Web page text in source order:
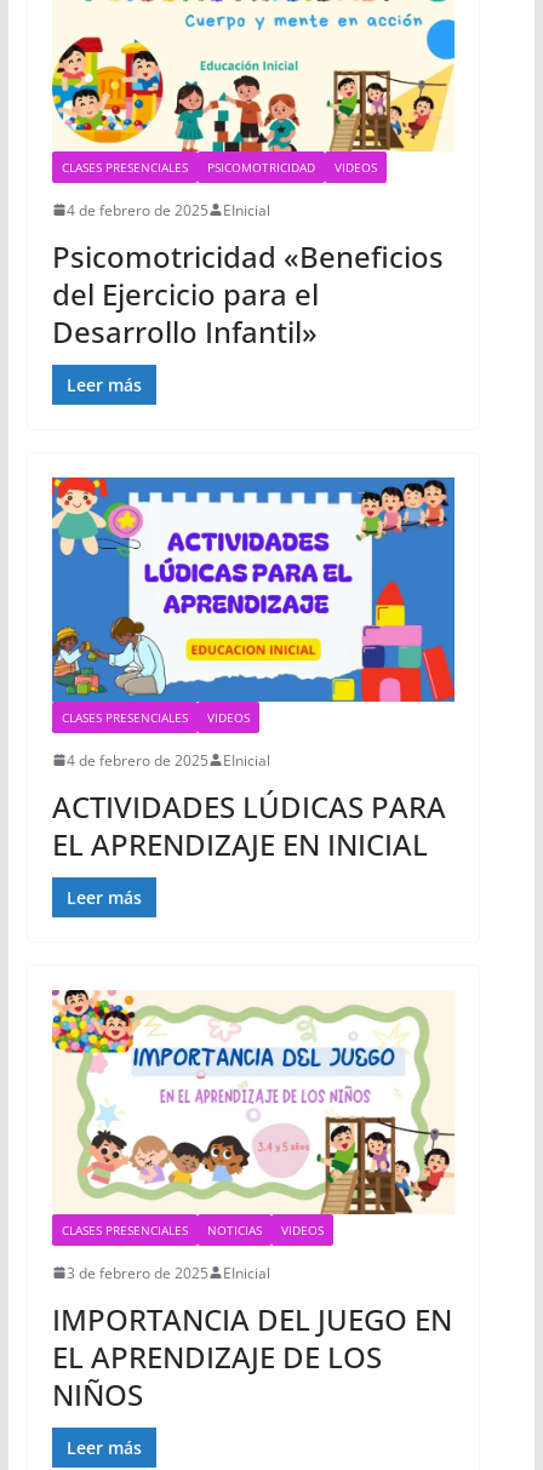
CLASES PRESENCIALES PSICOMOTRICIDAD VIDEOS
4 de febrero de 2025 EInicial
Psicomotricidad «Beneficios
del Ejercicio para el
Desarrollo Infantil»
Leer más
CLASES PRESENCIALES VIDEOS
4 de febrero de 2025 EInicial
ACTIVIDADES LÚDICAS PARA
EL APRENDIZAJE EN INICIAL
Leer más
CLASES PRESENCIALES NOTICIAS VIDEOS
3 de febrero de 2025 EInicial
IMPORTANCIA DEL JUEGO EN
EL APRENDIZAJE DE LOS
NIÑOS
Leer más